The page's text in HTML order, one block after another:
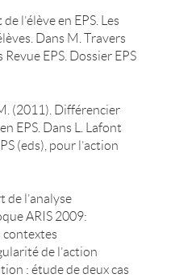
l’élève en EPS. Les
Dans M. Travers
EPS. Dossier EPS
(2011). Différencier
EPS. Dans L. Lafont
(eds), pour l’action
de l’analyse
ARIS 2009:
contextes
de l’action
: étude de deux cas